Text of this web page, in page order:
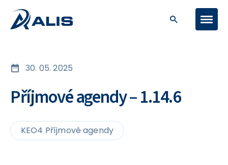
30. 05. 2025
Příjmové agendy – 1.14.6
KEO4 Příjmové agendy